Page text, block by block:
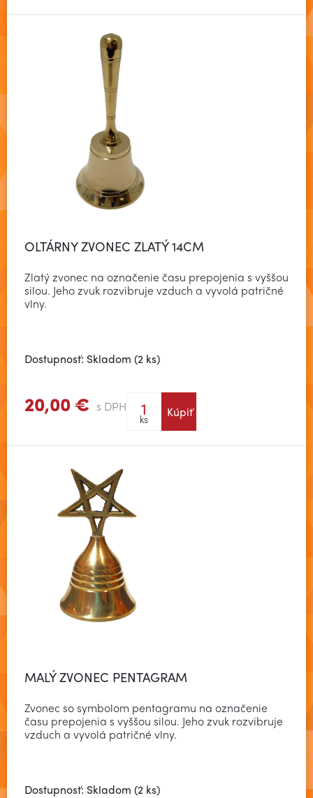
OLTÁRNY ZVONEC ZLATÝ 14CM
Zlatý zvonec na označenie času prepojenia s vyššou
silou. Jeho zvuk rozvibruje vzduch a vyvolá patričné
vlny.
Dostupnosť: Skladom (2 ks)
20,00 € s DPH
ks Kúpiť
Zobraziť viac
MALÝ ZVONEC PENTAGRAM
Zvonec so symbolom pentagramu na označenie
času prepojenia s vyššou silou. Jeho zvuk rozvibruje
vzduch a vyvolá patričné vlny.
Dostupnosť: Skladom (2 ks)